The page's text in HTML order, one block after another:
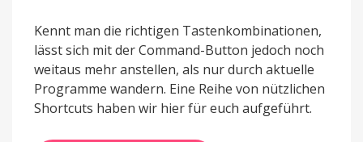
Kennt man die richtigen Tastenkombinationen,
lässt sich mit der Command-Button jedoch noch
weitaus mehr anstellen, als nur durch aktuelle
Programme wandern. Eine Reihe von nützlichen
Shortcuts haben wir hier für euch aufgeführt.